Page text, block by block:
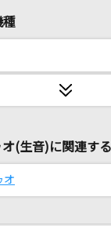
種
オ(生音)に関連す
オ